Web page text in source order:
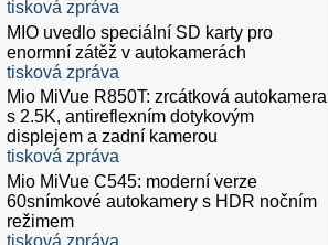
tisková zpráva
MIO uvedlo speciální SD karty pro
enormní zátěž v autokamerách
tisková zpráva
Mio MiVue R850T: zrcátková autokamera
s 2.5K, antireflexním dotykovým
displejem a zadní kamerou
tisková zpráva
Mio MiVue C545: moderní verze
60snímkové autokamery s HDR nočním
režimem